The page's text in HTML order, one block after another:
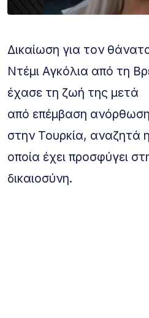
Δικαίωση για τον
Ντέμι Αγκόλια από τη
έχασε τη ζωή της μετά
από επέμβαση
στην Τουρκία, αναζητά
οποία έχει προσφύγει
δικαιοσύνη.